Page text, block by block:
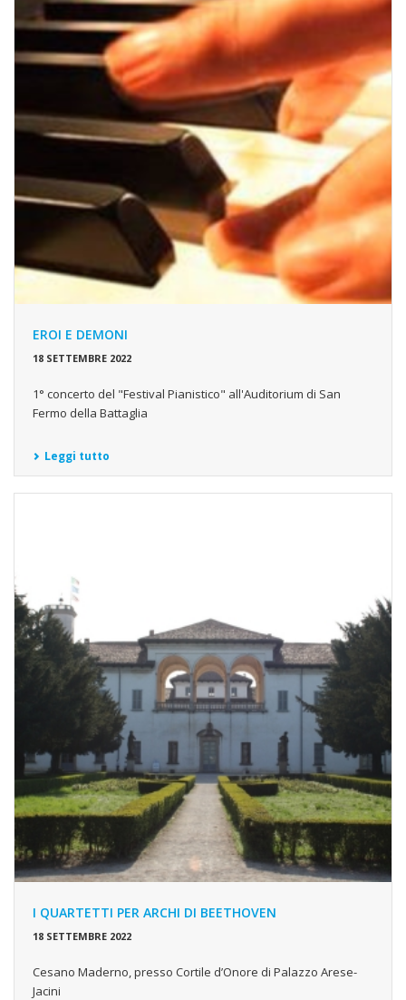
EROI E DEMONI
18 SETTEMBRE 2022
1° concerto del "Festival Pianistico" all'Auditorium di San
Fermo della Battaglia
Leggi tutto
I QUARTETTI PER ARCHI DI BEETHOVEN
18 SETTEMBRE 2022
Cesano Maderno, presso Cortile d’Onore di Palazzo Arese-
Jacini